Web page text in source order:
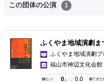
この団体の公演 1
ふくやま地域演劇ま
ふくやま地域演劇プ
福山市神辺文化会
0 人 / 0.0